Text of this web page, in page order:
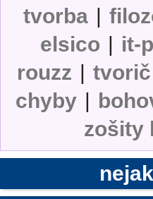
tvorba |
elsico | it-
rouzz | tvorič
chyby |
zošity